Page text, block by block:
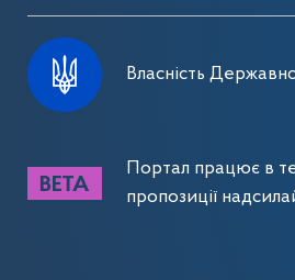
Власність
Портал працює в
пропозиції